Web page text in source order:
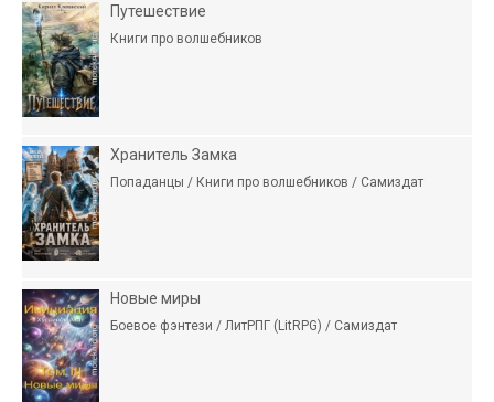
Путешествие
Книги про волшебников
Хранитель Замка
Попаданцы / Книги про волшебников / Самиздат
Новые миры
Боевое фэнтези / ЛитРПГ (LitRPG) / Самиздат